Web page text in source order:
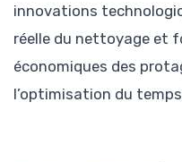
innovations
réelle du nettoyage et
économiques des
l’optimisation du